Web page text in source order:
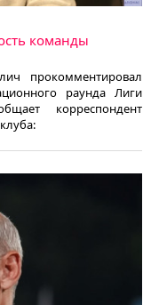
команды
прокомментировал
раунда Лиги
корреспондент